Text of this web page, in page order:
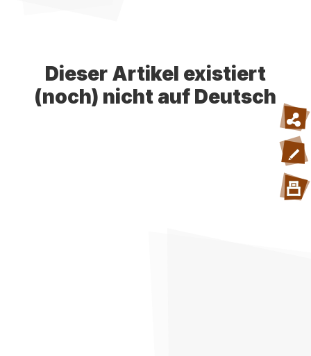
Dieser Artikel existiert
(noch) nicht auf Deutsch